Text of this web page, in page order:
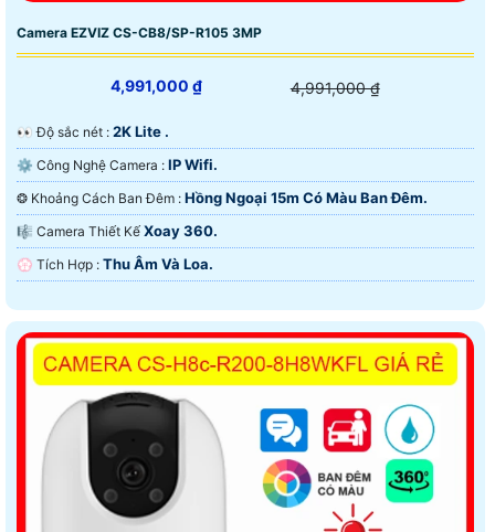
Camera EZVIZ CS-CB8/SP-R105 3MP
4,991,000 ₫ 4,991,000 ₫
️👀 Độ sắc nét : 2K Lite .
⚙ Công Nghệ Camera : IP Wifi.
❂ Khoảng Cách Ban Đêm : Hồng Ngoại 15m Có Màu Ban Ðêm.
🎼️ Camera Thiết Kế Xoay 360.
️💮 Tích Hợp : Thu Âm Và Loa.